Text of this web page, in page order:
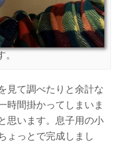
。
見て調べたりと余計な
時間掛かってしまいま
思います。息子用の小
ょっとで完成しまし